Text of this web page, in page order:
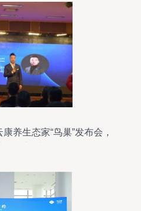
养生态家“鸟巢”发布会，